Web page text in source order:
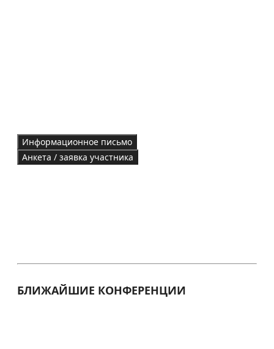
Информационное письмо
Анкета / заявка участника
БЛИЖАЙШИЕ КОНФЕРЕНЦИИ